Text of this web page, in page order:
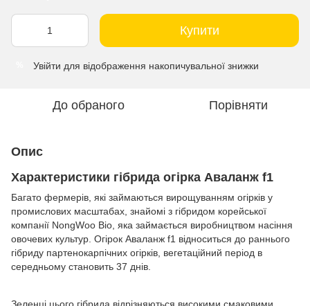
Купити
Увійти для відображення накопичувальної знижки
До обраного Порівняти
Опис
Характеристики гібрида огірка Аваланж f1
Багато фермерів, які займаються вирощуванням огірків у
промислових масштабах, знайомі з гібридом корейської
компанії NongWoo Bio, яка займається виробництвом насіння
овочевих культур. Огірок Аваланж f1 відноситься до раннього
гібриду партенокарпічних огірків, вегетаційний період в
середньому становить 37 днів.